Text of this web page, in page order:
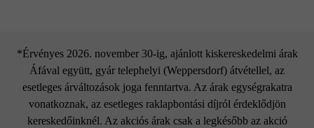
*Érvényes 2026. november 30-ig, ajánlott kiskereskedelmi árak
Áfával együtt, gyár telephelyi (Weppersdorf) átvétellel, az
esetleges árváltozások joga fenntartva. Az árak egységrakatra
vonatkoznak, az esetleges raklapbontási díjról érdeklődjön
kereskedőinknél. Az akciós árak csak a legkésőbb az akció